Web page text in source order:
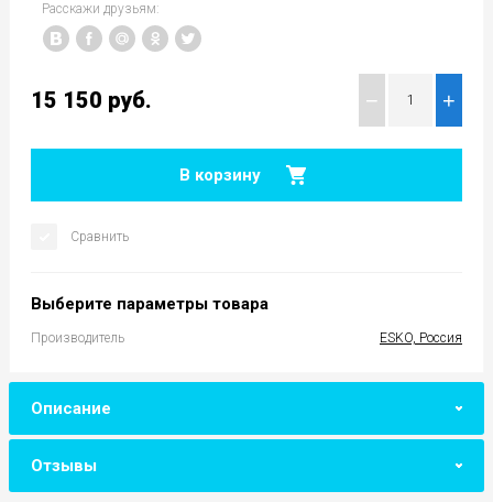
Расскажи друзьям:
15 150 руб. − +
В корзину
Сравнить
Выберите параметры товара
Производитель ESKO, Россия
Описание
Отзывы